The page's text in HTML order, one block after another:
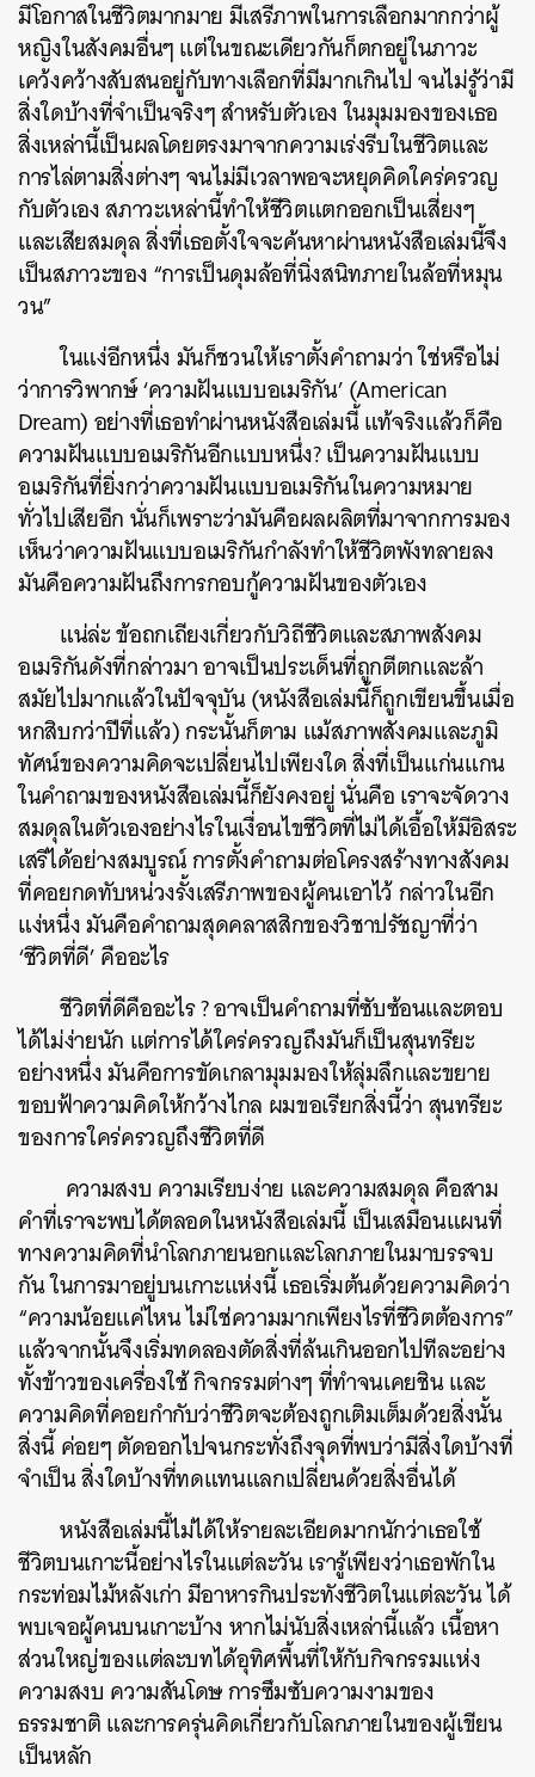
มีโอกาสในชีวิตมากมาย มีเสรีภาพในการเลือกมากกว่าผู้
หญิงในสังคมอื่นๆ แต่ในขณะเดียวกันก็ตกอยู่ในภาวะ
เคว้งคว้างสับสนอยู่กับทางเลือกที่มีมากเกินไป จนไม่รู้ว่ามี
สิ่งใดบ้างที่จำเป็นจริงๆ สำหรับตัวเอง ในมุมมองของเธอ
สิ่งเหล่านี้เป็นผลโดยตรงมาจากความเร่งรีบในชีวิตและ
การไล่ตามสิ่งต่างๆ จนไม่มีเวลาพอจะหยุดคิดใคร่ครวญ
กับตัวเอง สภาวะเหล่านี้ทำให้ชีวิตแตกออกเป็นเสี่ยงๆ
และเสียสมดุล สิ่งที่เธอตั้งใจจะค้นหาผ่านหนังสือเล่มนี้จึง
เป็นสภาวะของ “การเป็นดุมล้อที่นิ่งสนิทภายในล้อที่หมุน
วน”
ในแง่อีกหนึ่ง มันก็ชวนให้เราตั้งคำถามว่า ใช่หรือไม่
ว่าการวิพากษ์ ‘ความฝันแบบอเมริกัน’ (American
Dream) อย่างที่เธอทำผ่านหนังสือเล่มนี้ แท้จริงแล้วก็คือ
ความฝันแบบอเมริกันอีกแบบหนึ่ง? เป็นความฝันแบบ
อเมริกันที่ยิ่งกว่าความฝันแบบอเมริกันในความหมาย
ทั่วไปเสียอีก นั่นก็เพราะว่ามันคือผลผลิตที่มาจากการมอง
เห็นว่าความฝันแบบอเมริกันกำลังทำให้ชีวิตพังทลายลง
มันคือความฝันถึงการกอบกู้ความฝันของตัวเอง
แน่ล่ะ ข้อถกเถียงเกี่ยวกับวิถีชีวิตและสภาพสังคม
อเมริกันดังที่กล่าวมา อาจเป็นประเด็นที่ถูกตีตกและล้า
สมัยไปมากแล้วในปัจจุบัน (หนังสือเล่มนี้ก็ถูกเขียนขึ้นเมื่อ
หกสิบกว่าปีที่แล้ว) กระนั้นก็ตาม แม้สภาพสังคมและภูมิ
ทัศน์ของความคิดจะเปลี่ยนไปเพียงใด สิ่งที่เป็นแก่นแกน
ในคำถามของหนังสือเล่มนี้ก็ยังคงอยู่ นั่นคือ เราจะจัดวาง
สมดุลในตัวเองอย่างไรในเงื่อนไขชีวิตที่ไม่ได้เอื้อให้มีอิสระ
เสรีได้อย่างสมบูรณ์ การตั้งคำถามต่อโครงสร้างทางสังคม
ที่คอยกดทับหน่วงรั้งเสรีภาพของผู้คนเอาไว้ กล่าวในอีก
แง่หนึ่ง มันคือคำถามสุดคลาสสิกของวิชาปรัชญาที่ว่า
‘ชีวิตที่ดี’ คืออะไร
ชีวิตที่ดีคืออะไร ? อาจเป็นคำถามที่ซับซ้อนและตอบ
ได้ไม่ง่ายนัก แต่การได้ใคร่ครวญถึงมันก็เป็นสุนทรียะ
อย่างหนึ่ง มันคือการขัดเกลามุมมองให้ลุ่มลึกและขยาย
ขอบฟ้าความคิดให้กว้างไกล ผมขอเรียกสิ่งนี้ว่า สุนทรียะ
ของการใคร่ครวญถึงชีวิตที่ดี
ความสงบ ความเรียบง่าย และความสมดุล คือสาม
คำที่เราจะพบได้ตลอดในหนังสือเล่มนี้ เป็นเสมือนแผนที่
ทางความคิดที่นำโลกภายนอกและโลกภายในมาบรรจบ
กัน ในการมาอยู่บนเกาะแห่งนี้ เธอเริ่มต้นด้วยความคิดว่า
“ความน้อยแค่ไหน ไม่ใช่ความมากเพียงไรที่ชีวิตต้องการ”
แล้วจากนั้นจึงเริ่มทดลองตัดสิ่งที่ล้นเกินออกไปทีละอย่าง
ทั้งข้าวของเครื่องใช้ กิจกรรมต่างๆ ที่ทำจนเคยชิน และ
ความคิดที่คอยกำกับว่าชีวิตจะต้องถูกเติมเต็มด้วยสิ่งนั้น
สิ่งนี้ ค่อยๆ ตัดออกไปจนกระทั่งถึงจุดที่พบว่ามีสิ่งใดบ้างที่
จำเป็น สิ่งใดบ้างที่ทดแทนแลกเปลี่ยนด้วยสิ่งอื่นได้
หนังสือเล่มนี้ไม่ได้ให้รายละเอียดมากนักว่าเธอใช้
ชีวิตบนเกาะนี้อย่างไรในแต่ละวัน เรารู้เพียงว่าเธอพักใน
กระท่อมไม้หลังเก่า มีอาหารกินประทังชีวิตในแต่ละวัน ได้
พบเจอผู้คนบนเกาะบ้าง หากไม่นับสิ่งเหล่านี้แล้ว เนื้อหา
ส่วนใหญ่ของแต่ละบทได้อุทิศพื้นที่ให้กับกิจกรรมแห่ง
ความสงบ ความสันโดษ การซึมซับความงามของ
ธรรมชาติ และการครุ่นคิดเกี่ยวกับโลกภายในของผู้เขียน
เป็นหลัก
ค้นหา
SHARE TWEET LINE EMAIL